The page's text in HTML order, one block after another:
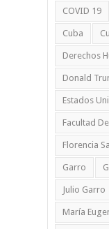
COVID 19
Cuba
Derechos
Donald
Estados
Facultad
Florencia
Garro
Julio Garro
María